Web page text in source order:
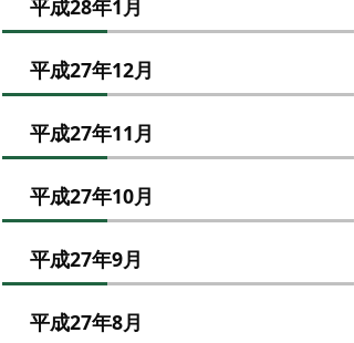
平成28年1月
平成27年12月
平成27年11月
平成27年10月
平成27年9月
平成27年8月